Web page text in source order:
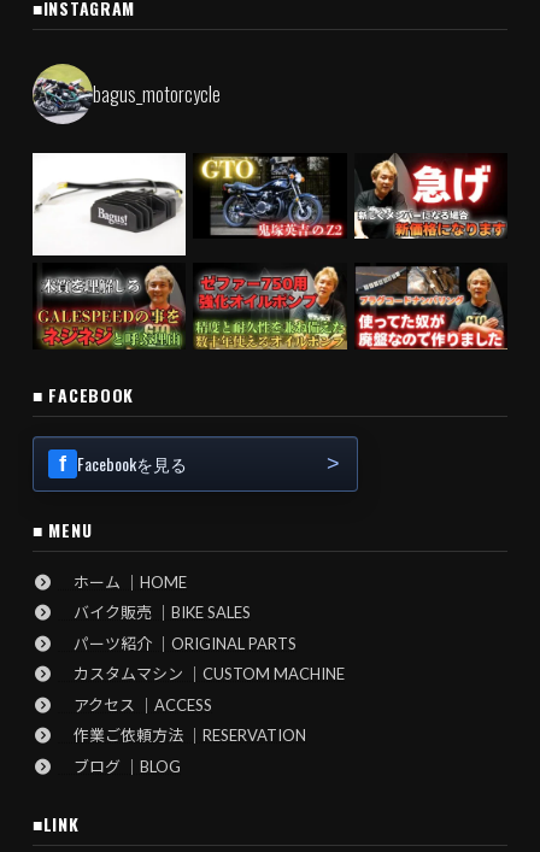
■INSTAGRAM
bagus_motorcycle
■ FACEBOOK
Facebookを見る
■ MENU
ホーム ｜HOME
バイク販売 ｜BIKE SALES
パーツ紹介 ｜ORIGINAL PARTS
カスタムマシン ｜CUSTOM MACHINE
アクセス ｜ACCESS
作業ご依頼方法 ｜RESERVATION
ブログ ｜BLOG
■LINK